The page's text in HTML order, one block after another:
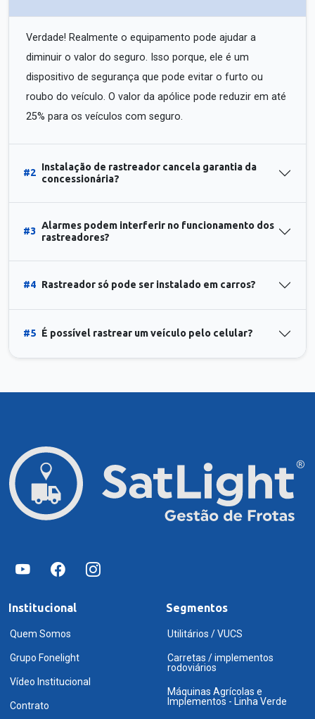
Verdade! Realmente o equipamento pode ajudar a
diminuir o valor do seguro. Isso porque, ele é um
dispositivo de segurança que pode evitar o furto ou
roubo do veículo. O valor da apólice pode reduzir em até
25% para os veículos com seguro.
#2
Instalação de rastreador cancela garantia da
concessionária?
#3
Alarmes podem interferir no funcionamento dos
rastreadores?
#4 Rastreador só pode ser instalado em carros?
#5 É possível rastrear um veículo pelo celular?
Institucional
Quem Somos
Grupo Fonelight
Vídeo Institucional
Contrato
Segmentos
Utilitários / VUCS
Carretas / implementos
rodoviários
Máquinas Agrícolas e
Implementos - Linha Verde